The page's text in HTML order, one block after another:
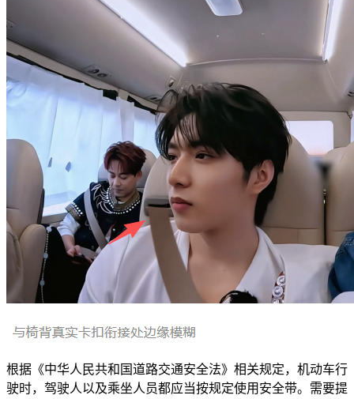
根据《中华人民共和国道路交通安全法》相关规定，机动车行
驶时，驾驶人以及乘坐人员都应当按规定使用安全带。需要提